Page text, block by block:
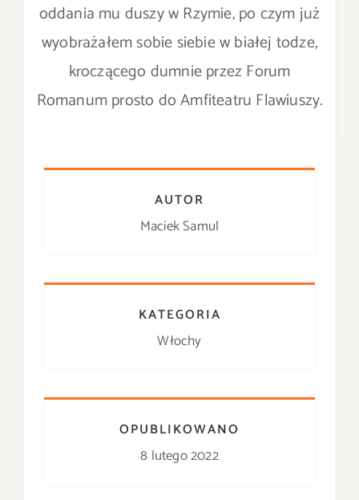
oddania mu duszy w Rzymie, po czym już
wyobrażałem sobie siebie w białej todze,
kroczącego dumnie przez Forum
Romanum prosto do Amfiteatru Flawiuszy.
AUTOR
Maciek Samul
KATEGORIA
Włochy
OPUBLIKOWANO
8 lutego 2022